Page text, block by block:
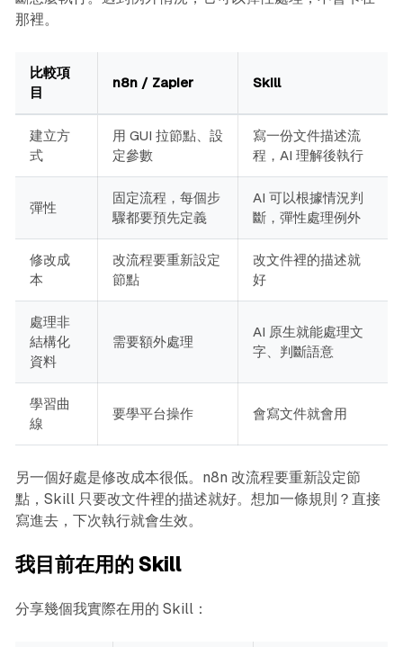
那裡。
比較項
目
n8n / Zapier Skill
建立方
式
用 GUI 拉節點、設
定參數
寫一份文件描述流
程，AI 理解後執行
彈性
固定流程，每個步
驟都要預先定義
AI 可以根據情況判
斷，彈性處理例外
修改成
本
改流程要重新設定
節點
改文件裡的描述就
好
處理非
結構化
資料
需要額外處理
AI 原生就能處理文
字、判斷語意
學習曲
線
要學平台操作 會寫文件就會用
另一個好處是修改成本很低。n8n 改流程要重新設定節
點，Skill 只要改文件裡的描述就好。想加一條規則？直接
寫進去，下次執行就會生效。
我目前在用的 Skill
分享幾個我實際在用的 Skill：